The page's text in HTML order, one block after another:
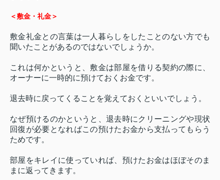
＜敷金・礼金＞
敷金礼金との言葉は一人暮らしをしたことのない方でも
聞いたことがあるのではないでしょうか。
これは何かというと、敷金は部屋を借りる契約の際に、
オーナーに一時的に預けておくお金です。
退去時に戻ってくることを覚えておくといいでしょう。
なぜ預けるのかというと、退去時にクリーニングや現状
回復が必要となればこの預けたお金から支払ってもらう
ためです。
部屋をキレイに使っていれば、預けたお金はほぼそのま
まに返ってきます。